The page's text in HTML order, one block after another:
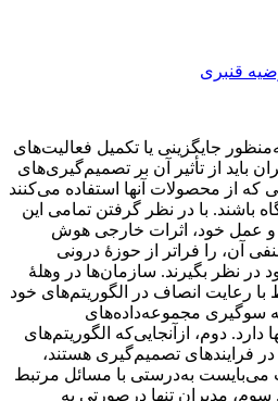
قنبری
جایگزینی یا تکمیل فعالیت‌های
باید از تأثیر آن بر تصمیم‌گیری‌های
که از محصولات آنها استفاده می‌کنند
باشند. با در نظر گرفتن تمامی این
و عمل خود، اثرات خارجی هوش
آن، را فراتر از حوزهٔ درونی
نظر بگیرند. سازمان‌ها در وهلهٔ
با رعایت انصاف در الگوریتم‌های خود
سوگیری مجموعه‌داده‌های
دوم، ازآنجایی‌که الگوریتم‌های
فرایندهای تصمیم‌گیری هستند،
می‌بایست به‌درستی با مسائل مرتبط
مدیران تنها درصورتی به